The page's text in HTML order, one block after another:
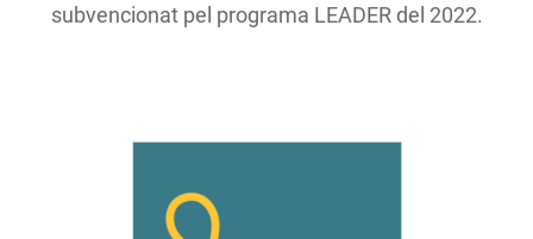
subvencionat pel programa LEADER del 2022.